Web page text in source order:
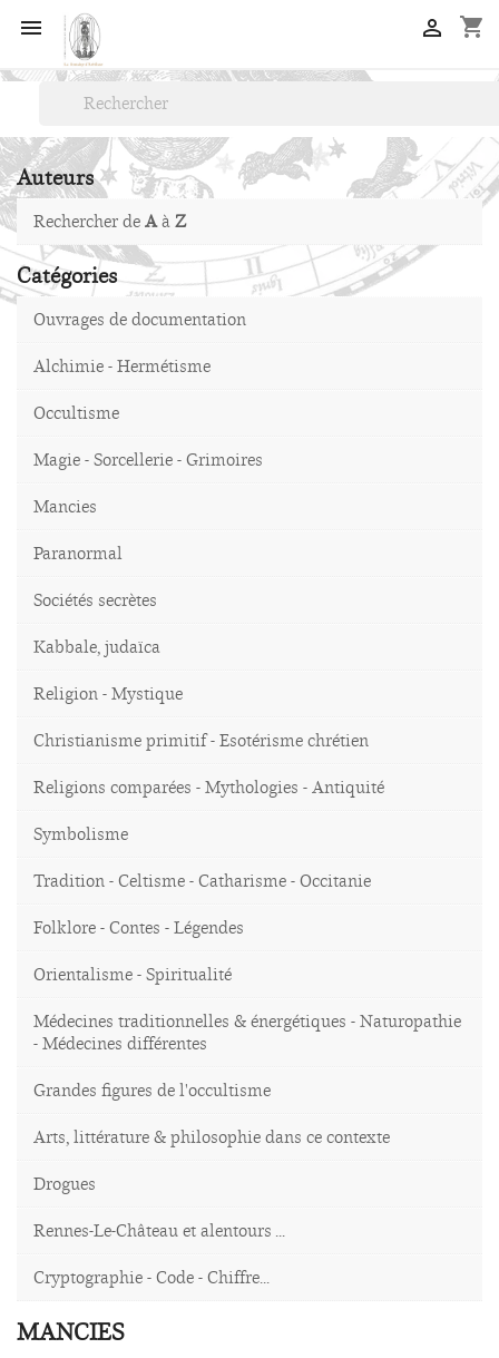
 shopping_cart

Auteurs
Rechercher deAàZ
Catégories
Ouvrages de documentation
Alchimie - Hermétisme
Occultisme
Magie - Sorcellerie - Grimoires
Mancies
Paranormal
Sociétés secrètes
Kabbale, judaïca
Religion - Mystique
Christianisme primitif - Esotérisme chrétien
Religions comparées - Mythologies - Antiquité
Symbolisme
Tradition - Celtisme - Catharisme - Occitanie
Folklore - Contes - Légendes
Orientalisme - Spiritualité
Médecines traditionnelles & énergétiques - Naturopathie
- Médecines différentes
Grandes figures de l'occultisme
Arts, littérature & philosophie dans ce contexte
Drogues
Rennes-Le-Château et alentours ...
Cryptographie - Code - Chiffre...
MANCIES